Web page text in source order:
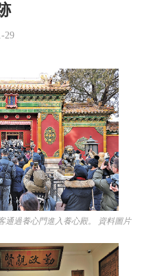
29
通過養心門進入養心殿。 資料圖片